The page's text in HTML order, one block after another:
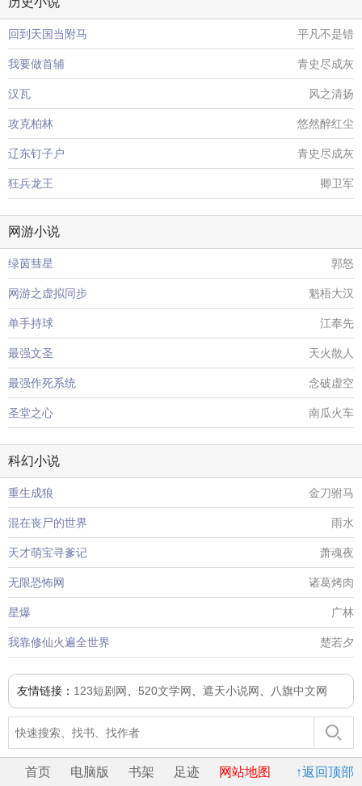
回到天国当附马 平凡不是错
我要做首辅 青史尽成灰
汉瓦 风之清扬
攻克柏林 悠然醉红尘
辽东钉子户 青史尽成灰
狂兵龙王 卿卫军
网游小说
绿茵彗星 郭怒
网游之虚拟同步 魁梧大汉
单手持球 江奉先
最强文圣 天火散人
最强作死系统 念破虚空
圣堂之心 南瓜火车
科幻小说
重生成狼 金刀驸马
混在丧尸的世界 雨水
天才萌宝寻爹记 萧魂夜
无限恐怖网 诸葛烤肉
星爆 广林
我靠修仙火遍全世界 楚若夕
友情链接： 123短剧网 520文学网 遮天小说网 八旗中文网
↑返回顶部
首页 电脑版 书架 足迹 网站地图